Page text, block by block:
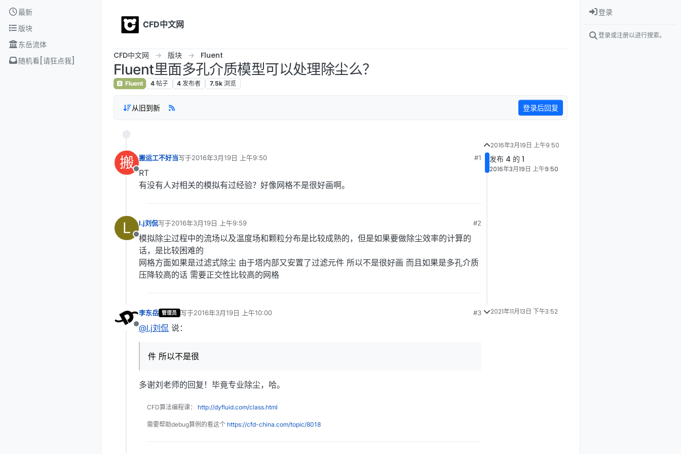
Skip to content
最新
版块
东岳流体
随机看[请狂点我]
CFD中文网
CFD中文网 版块 Fluent
Fluent里面多孔介质模型可以处理除尘么？
Fluent 4 帖子 4 发布者 7.5k 浏览
从旧到新 登录后回复
搬
离线
搬运工不好当写于2016年3月19日 上午9:50
最后由 编辑
#1
RT
有没有人对相关的模拟有过经验？好像网格不是很好画啊。
L
离线
l.j刘侃写于2016年3月19日 上午9:59
最后由 编辑
#2
模拟除尘过程中的流场以及温度场和颗粒分布是比较成熟的，但是如果要做除尘效率的计算的
话，是比较困难的
网格方面如果是过滤式除尘 由于塔内部又安置了过滤元件 所以不是很好画 而且如果是多孔介质
压降较高的话 需要正交性比较高的网格
离线
李东岳 管理员 写于2016年3月19日 上午10:00
最后由 编辑
#3
@l.j刘侃 说：
件 所以不是很
多谢刘老师的回复！毕竟专业除尘，哈。
CFD算法编程课： http://dyfluid.com/class.html
需要帮助debug算例的看这个 https://cfd-china.com/topic/8018
2016年3月19日 上午9:50
发布 4 的 1
2016年3月19日 上午9:50
2021年11月13日 下午3:52
登录
登录或注册以进行搜索。